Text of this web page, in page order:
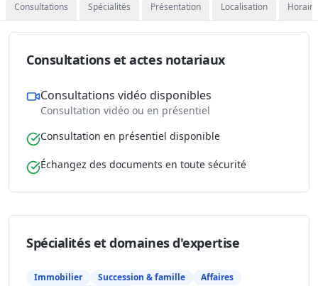
Consultations Spécialités Présentation Localisation
Consultations et actes notariaux
Consultations vidéo disponibles
Consultation vidéo ou en présentiel
Consultation en présentiel disponible
Échangez des documents en toute sécurité
Spécialités et domaines d'expertise
Immobilier Succession & famille
Affaires